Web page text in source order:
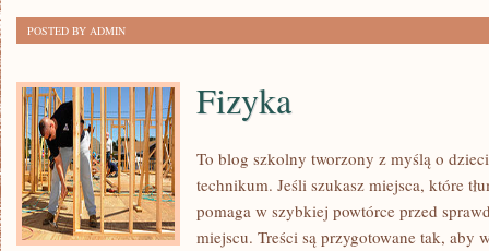
POSTED BY ADMIN
Fizyka
To blog szkolny tworzony z myślą o
technikum. Jeśli szukasz miejsca, które
pomaga w szybkiej powtórce przed
miejscu. Treści są przygotowane tak, aby